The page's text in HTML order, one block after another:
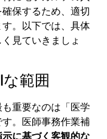
保するため、適切
。以下では、具体
見ていきましょ
範囲
重要なのは「医学
。医師事務作業補
示に基づく客観的な